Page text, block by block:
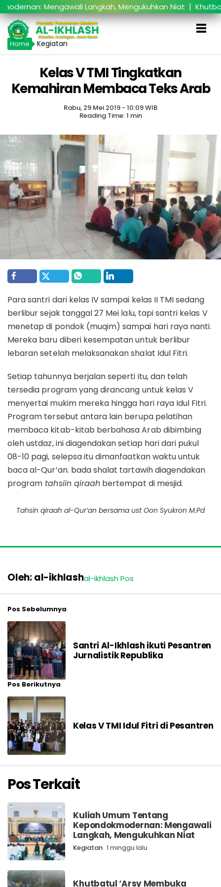
Mengawali Langkah, Mengukuhkan Niat|Khutbatul
Home Kegiatan
Kelas V TMI Tingkatkan
Kemahiran Membaca Teks Arab
Rabu, 29 Mei 2019 - 10:09 WIB
Reading Time: 1 min
Para santri dari kelas IV sampai kelas II TMI sedang
berlibur sejak tanggal 27 Mei lalu, tapi santri kelas V
menetap di pondok (muqim) sampai hari raya nanti.
Mereka baru diberi kesempatan untuk berlibur
lebaran setelah melaksanakan shalat Idul Fitri.
Setiap tahunnya berjalan seperti itu, dan telah
tersedia program yang dirancang untuk kelas V
menyertai mukim mereka hingga hari raya Idul Fitri.
Program tersebut antara lain berupa pelatihan
membaca kitab-kitab berbahasa Arab dibimbing
oleh ustdaz, ini diagendakan setiap hari dari pukul
08-10 pagi, selepsa itu dimanfaatkan waktu untuk
baca al-Qur’an. bada shalat tartawih diagendakan
program tahsiin qiraah bertempat di mesjid.
Tahsin qiraah al-Qur’an bersama ust Oon Syukron M.Pd
Oleh: al-ikhlashal-ikhlash Pos
Pos Sebelumnya
Santri Al-Ikhlash ikuti Pesantren
Jurnalistik Republika
Pos Berikutnya
Kelas V TMI Idul Fitri di Pesantren
Pos Terkait
Kuliah Umum Tentang
Kepondokmodernan: Mengawali
Langkah, Mengukuhkan Niat
Kegiatan 1 minggu lalu
Khutbatul ‘Arsy Membuka